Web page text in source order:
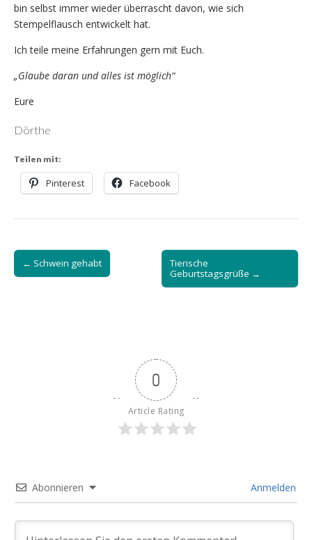
bin selbst immer wieder überrascht davon, wie sich
Stempelflausch entwickelt hat.
Ich teile meine Erfahrungen gern mit Euch.
„Glaube daran und alles ist möglich“
Eure
Dörthe
Teilen mit:
Pinterest Facebook
Post
navigation
← Schwein gehabt
Tierische
Geburtstagsgrüße →
0
Article Rating
Abonnieren Anmelden